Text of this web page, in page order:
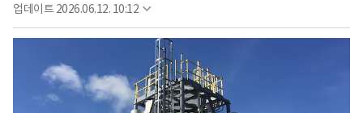
업데이트 2026.06.12. 10:12